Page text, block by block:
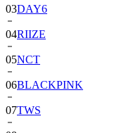
04RIIZE
05NCT
06BLACKPINK
07TWS
08
卞